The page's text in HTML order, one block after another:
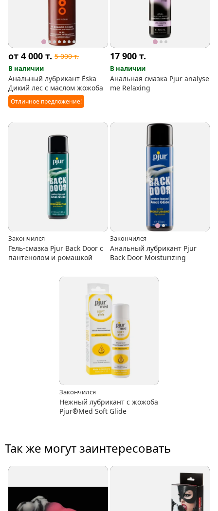
от 4 000т. 5 000т.
В наличии
Анальный лубрикант Ёska
Дикий лес с маслом жожоба
Отличное предложение!
17 900т.
В наличии
Анальная смазка Pjur analyse
me Relaxing
Закончился
Гель-смазка Pjur Back Door с
пантенолом и ромашкой
Закончился
Анальный лубрикант Pjur
Back Door Moisturizing
Закончился
Нежный лубрикант с жожоба
Pjur®Med Soft Glide
Так же могут заинтересовать